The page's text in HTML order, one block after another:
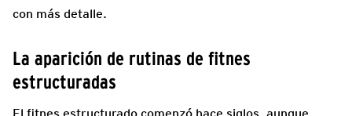
con más detalle.
La aparición de rutinas de fitnes
estructuradas
El fitnes estructurado comenzó hace siglos, aunque